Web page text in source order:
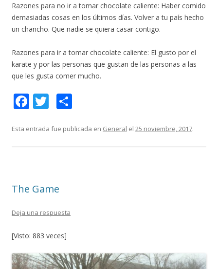
Razones para no ir a tomar chocolate caliente: Haber comido
demasiadas cosas en los últimos días. Volver a tu país hecho
un chancho. Que nadie se quiera casar contigo.
Razones para ir a tomar chocolate caliente: El gusto por el
karate y por las personas que gustan de las personas a las
que les gusta comer mucho.
F
e
k
T
itt m
Esta entrada fue publicada en General el 25 noviembre, 2017.
The Game
Deja una respuesta
[Visto: 883 veces]